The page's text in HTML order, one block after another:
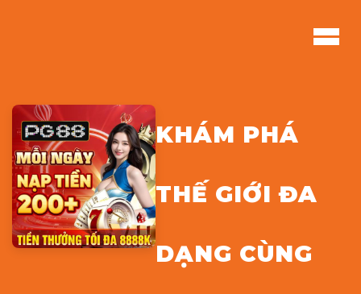
KHÁM PHÁ
THẾ GIỚI ĐA
DẠNG CÙNG